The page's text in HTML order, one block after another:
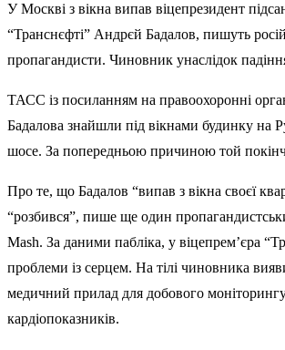
У Москві з вікна випав віцепрезидент
“Транснєфті” Андрєй Бадалов, пишуть
пропагандисти. Чиновник унаслідок
ТАСС із посиланням на правоохоронні
Бадалова знайшли під вікнами будинку на
шосе. За попередньою причиною той
Про те, що Бадалов “випав з вікна своєї
“розбився”, пише ще один
Mash. За даними пабліка, у віцепрем’єра
проблеми із серцем. На тілі чиновника
медичний прилад для добового
кардіопоказників.